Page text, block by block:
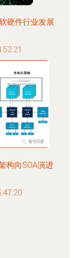
硬件行业发展
构向SOA演进